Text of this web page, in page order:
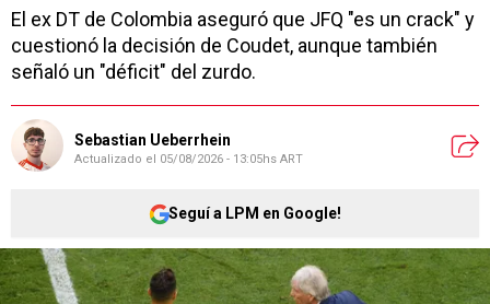
El ex DT de Colombia aseguró que JFQ "es un crack" y
cuestionó la decisión de Coudet, aunque también
señaló un "déficit" del zurdo.
Sebastian Ueberrhein
Actualizado el 05/08/2026 - 13:05hs ART
Seguí a LPM en Google!